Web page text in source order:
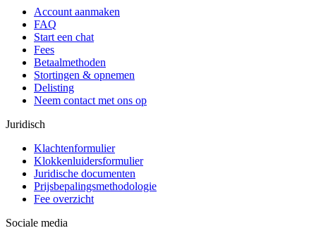
Account aanmaken
FAQ
Start een chat
Fees
Betaalmethoden
Stortingen & opnemen
Delisting
Neem contact met ons op
Juridisch
Klachtenformulier
Klokkenluidersformulier
Juridische documenten
Prijsbepalingsmethodologie
Fee overzicht
Sociale media